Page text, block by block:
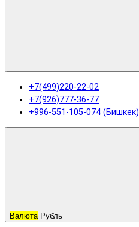
+7(499)220-22-02
+7(926)777-36-77
+996-551-105-074 (Бишкек)
Валюта Рубль